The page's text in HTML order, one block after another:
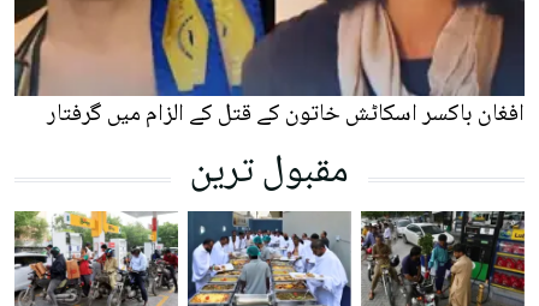
افغان باکسر اسکاٹش خاتون کے قتل کے الزام میں گرفتار
مقبول ترین